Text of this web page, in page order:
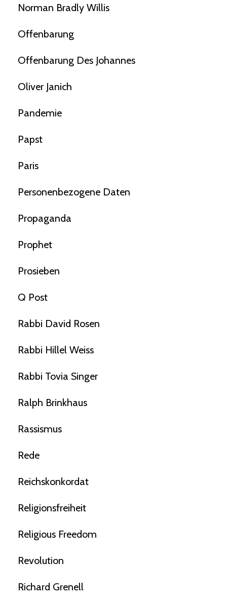
Norman Bradly Willis
Offenbarung
Offenbarung Des Johannes
Oliver Janich
Pandemie
Papst
Paris
Personenbezogene Daten
Propaganda
Prophet
Prosieben
Q Post
Rabbi David Rosen
Rabbi Hillel Weiss
Rabbi Tovia Singer
Ralph Brinkhaus
Rassismus
Rede
Reichskonkordat
Religionsfreiheit
Religious Freedom
Revolution
Richard Grenell